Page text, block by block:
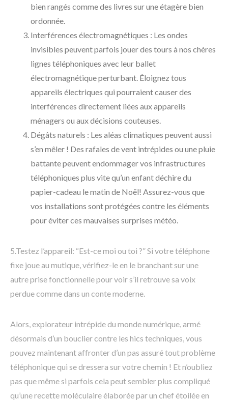
bien rangés comme des livres sur une étagère bien
ordonnée.
Interférences électromagnétiques : Les ondes
invisibles peuvent parfois jouer des tours à nos chères
lignes téléphoniques avec leur ballet
électromagnétique perturbant. Éloignez tous
appareils électriques qui pourraient causer des
interférences directement liées aux appareils
ménagers ou aux décisions couteuses.
Dégâts naturels : Les aléas climatiques peuvent aussi
s’en mêler ! Des rafales de vent intrépides ou une pluie
battante peuvent endommager vos infrastructures
téléphoniques plus vite qu’un enfant déchire du
papier-cadeau le matin de Noël! Assurez-vous que
vos installations sont protégées contre les éléments
pour éviter ces mauvaises surprises météo.
5.Testez l’appareil: “Est-ce moi ou toi ?” Si votre téléphone
fixe joue au mutique, vérifiez-le en le branchant sur une
autre prise fonctionnelle pour voir s’il retrouve sa voix
perdue comme dans un conte moderne.
Alors, explorateur intrépide du monde numérique, armé
désormais d’un bouclier contre les hics techniques, vous
pouvez maintenant affronter d’un pas assuré tout problème
téléphonique qui se dressera sur votre chemin ! Et n’oubliez
pas que même si parfois cela peut sembler plus compliqué
qu’une recette moléculaire élaborée par un chef étoilée en